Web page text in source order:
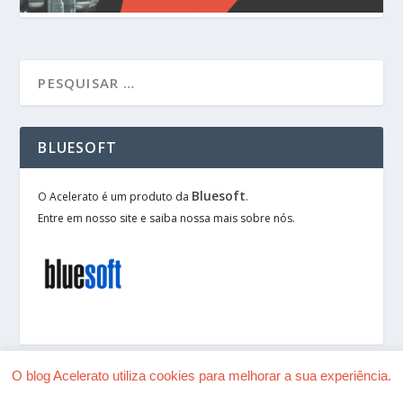
BLUESOFT
O Acelerato é um produto da Bluesoft.
Entre em nosso site e saiba nossa mais sobre nós.
O blog Acelerato utiliza cookies para melhorar a sua experiência.